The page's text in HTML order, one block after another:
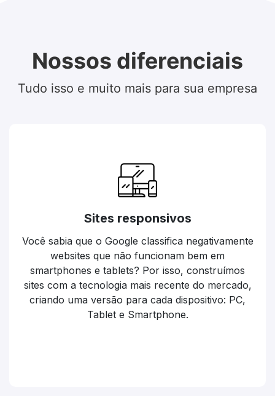
Nossos diferenciais
Tudo isso e muito mais para sua empresa
Sites responsivos
Você sabia que o Google classifica negativamente
websites que não funcionam bem em
smartphones e tablets? Por isso, construímos
sites com a tecnologia mais recente do mercado,
criando uma versão para cada dispositivo: PC,
Tablet e Smartphone.